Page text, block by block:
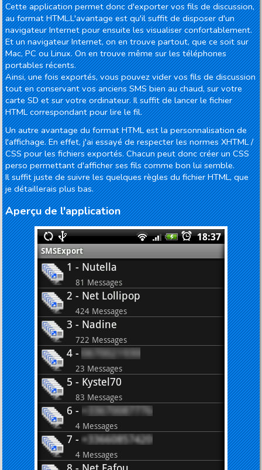
Cette application permet donc d'exporter vos fils de discussion,
au format HTML.L'avantage est qu'il suffit de disposer d'un
navigateur Internet pour ensuite les visualiser confortablement.
Et un navigateur Internet, on en trouve partout, que ce soit sur
Mac, PC ou Linux. On en trouve même sur les téléphones
portables récents.
Ainsi, une fois exportés, vous pouvez vider vos fils de discussion
tout en conservant vos anciens SMS bien au chaud, sur votre
carte SD et sur votre ordinateur. Il suffit de lancer le fichier
HTML correspondant pour lire le fil.
Un autre avantage du format HTML est la personnalisation de
l'affichage. En effet, j'ai essayé de respecter les normes XHTML /
CSS pour les fichiers exportés. Chacun peut donc créer un CSS
perso permettant d'afficher ses fils comme bon lui semble.
Il suffit juste de suivre les quelques règles du fichier HTML, que
je détaillerais plus bas.
Aperçu de l'application